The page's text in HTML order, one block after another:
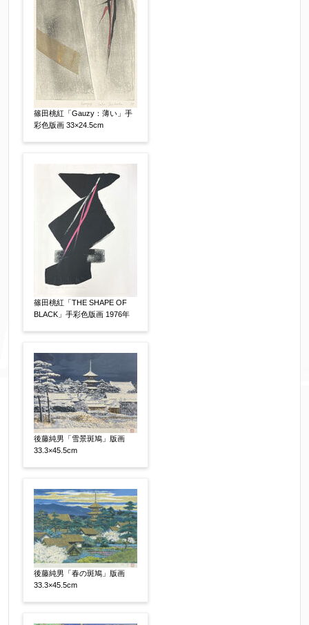
添付画像 【任意】
※添付画像は5MBまでのjpg、gif、pig、pdf形式
にてお送りください。
※追加や複数点ある場合はフォーム送信後に送ら
れてくる送信確認メール記載のアドレスからもお
お客様情報をご入力ください。
▼
お名前 【必須】
篠田桃紅「Gauzy：薄い」手
彩色版画 33×24.5cm
篠田桃紅「THE SHAPE OF
BLACK」手彩色版画 1976年
後藤純男「雪景斑鳩」版画
33.3×45.5cm
後藤純男「春の斑鳩」版画
33.3×45.5cm